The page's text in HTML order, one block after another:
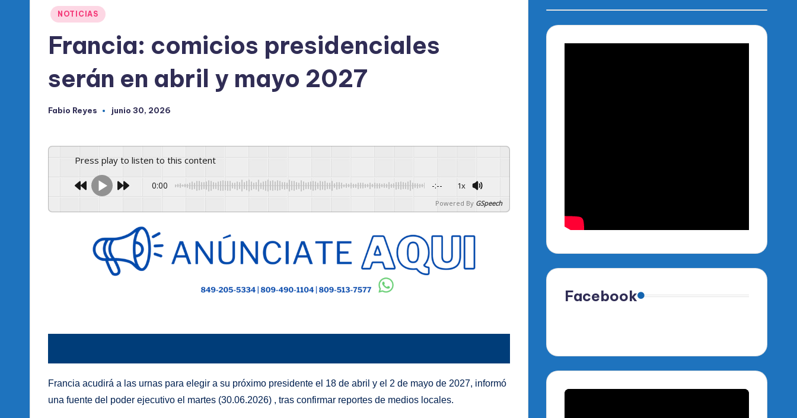
M
Publicado
NOTICIAS
Francia: comicios presidenciales
serán en abril y mayo 2027
Publicado
Fabio Reyes junio 30, 2026
Press play to listen to this content
0:00 -:-- 1x
Powered By GSpeech
Francia acudirá a las urnas para elegir a su próximo presidente el 18 de abril y el 2 de mayo de 2027, informó
una fuente del poder ejecutivo el martes (30.06.2026) , tras confirmar reportes de medios locales.
Facebook